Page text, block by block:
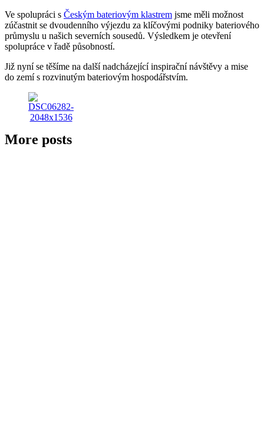
Ve spolupráci s Českým bateriovým klastrem jsme měli možnost
zúčastnit se dvoudenního výjezdu za klíčovými podniky bateriového
průmyslu u našich severních sousedů. Výsledkem je otevření
spolupráce v řadě působností.
Již nyní se těšíme na další nadcházející inspirační návštěvy a mise
do zemí s rozvinutým bateriovým hospodářstvím.
More posts